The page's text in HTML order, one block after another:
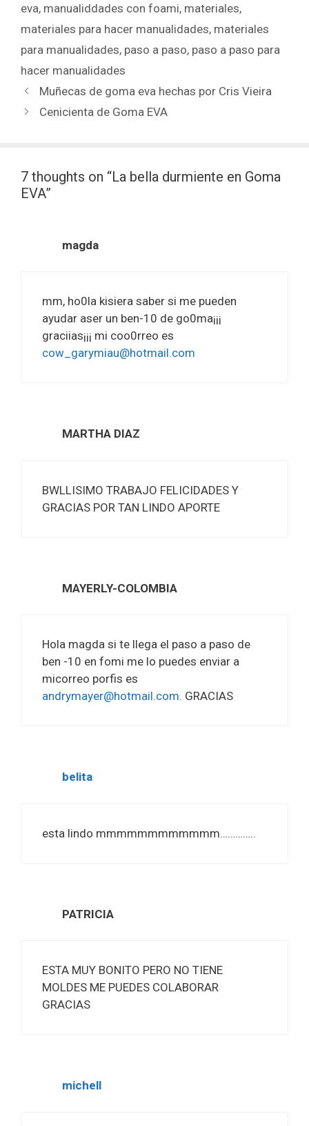
eva, manualiddades con foami, materiales,
materiales para hacer manualidades, materiales
para manualidades, paso a paso, paso a paso para
hacer manualidades
Muñecas de goma eva hechas por Cris Vieira
Cenicienta de Goma EVA
7 thoughts on “La bella durmiente en Goma
EVA”
magda
mm, ho0la kisiera saber si me pueden
ayudar aser un ben-10 de go0ma¡¡¡
graciias¡¡¡ mi coo0rreo es
cow_garymiau@hotmail.com
MARTHA DIAZ
BWLLISIMO TRABAJO FELICIDADES Y
GRACIAS POR TAN LINDO APORTE
MAYERLY-COLOMBIA
Hola magda si te llega el paso a paso de
ben -10 en fomi me lo puedes enviar a
micorreo porfis es
andrymayer@hotmail.com. GRACIAS
belita
esta lindo mmmmmmmmmmmm…………..
PATRICIA
ESTA MUY BONITO PERO NO TIENE
MOLDES ME PUEDES COLABORAR
GRACIAS
michell